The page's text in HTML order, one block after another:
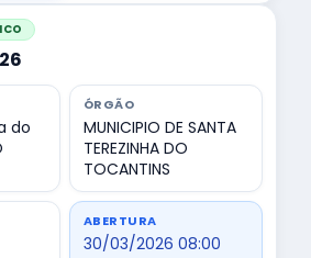
do
ÓRGÃO
MUNICIPIO DE SANTA
TEREZINHA DO
TOCANTINS
ABERTURA
30/03/2026 08:00